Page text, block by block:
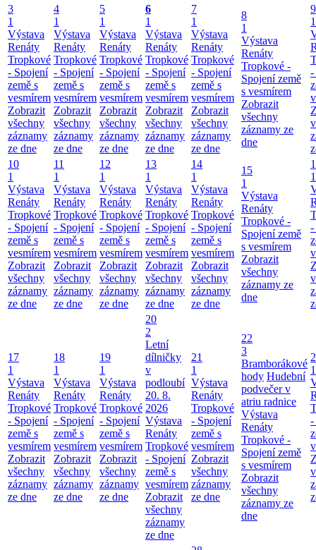
3
1
Výstava
Renáty
Tropkové
- Spojení
země s
vesmírem
Zobrazit
všechny
záznamy
ze dne
4
1
Výstava
Renáty
Tropkové
- Spojení
země s
vesmírem
Zobrazit
všechny
záznamy
ze dne
5
1
Výstava
Renáty
Tropkové
- Spojení
země s
vesmírem
Zobrazit
všechny
záznamy
ze dne
6
1
Výstava
Renáty
Tropkové
- Spojení
země s
vesmírem
Zobrazit
všechny
záznamy
ze dne
7
1
Výstava
Renáty
Tropkové
- Spojení
země s
vesmírem
Zobrazit
všechny
záznamy
ze dne
8
1
Výstava
Renáty
Tropkové -
Spojení země
s vesmírem
Zobrazit
všechny
záznamy ze
dne
9
1
-
10
1
Výstava
Renáty
Tropkové
- Spojení
země s
vesmírem
Zobrazit
všechny
záznamy
ze dne
11
1
Výstava
Renáty
Tropkové
- Spojení
země s
vesmírem
Zobrazit
všechny
záznamy
ze dne
12
1
Výstava
Renáty
Tropkové
- Spojení
země s
vesmírem
Zobrazit
všechny
záznamy
ze dne
13
1
Výstava
Renáty
Tropkové
- Spojení
země s
vesmírem
Zobrazit
všechny
záznamy
ze dne
14
1
Výstava
Renáty
Tropkové
- Spojení
země s
vesmírem
Zobrazit
všechny
záznamy
ze dne
15
1
Výstava
Renáty
Tropkové -
Spojení země
s vesmírem
Zobrazit
všechny
záznamy ze
dne
1
-
17
1
Výstava
Renáty
Tropkové
- Spojení
země s
vesmírem
Zobrazit
všechny
záznamy
ze dne
18
1
Výstava
Renáty
Tropkové
- Spojení
země s
vesmírem
Zobrazit
všechny
záznamy
ze dne
19
1
Výstava
Renáty
Tropkové
- Spojení
země s
vesmírem
Zobrazit
všechny
záznamy
ze dne
20
2
Letní
dílničky
v
podloubí
20. 8.
2026
Výstava
Renáty
Tropkové
- Spojení
země s
vesmírem
Zobrazit
všechny
záznamy
ze dne
21
1
Výstava
Renáty
Tropkové
- Spojení
země s
vesmírem
Zobrazit
všechny
záznamy
ze dne
22
3
Bramborákové
hody Hudební
podvečer v
atriu radnice
Výstava
Renáty
Tropkové -
Spojení země
s vesmírem
Zobrazit
všechny
záznamy ze
dne
1
-